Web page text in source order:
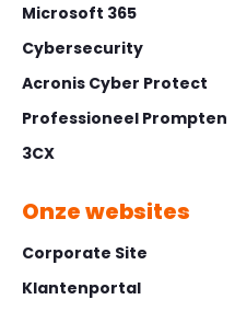
Microsoft 365
Cybersecurity
Acronis Cyber Protect
Professioneel Prompten
3CX
Onze websites
Corporate Site
Klantenportal